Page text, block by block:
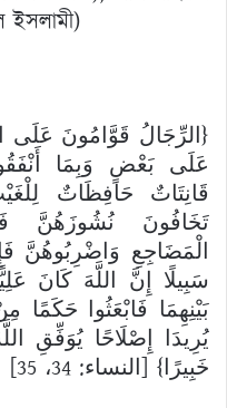
ইসলামী)
{الرِّجَالُ قَوَّامُونَ عَلَى
عَلَى بَعْضٍ وَبِمَا
قَانِتَاتٌ حَافِظَاتٌ
تَخَافُونَ نُشُوزَهُنَّ
الْمَضَاجِعِ وَاضْرِبُوهُنَّ
سَبِيلًا إِنَّ اللَّهَ كَانَ
بَيْنِهِمَا فَابْعَثُوا
يُرِيدَا إِصْلَاحًا يُوَفِّقِ
خَبِيرًا} [النساء: 34، 35]